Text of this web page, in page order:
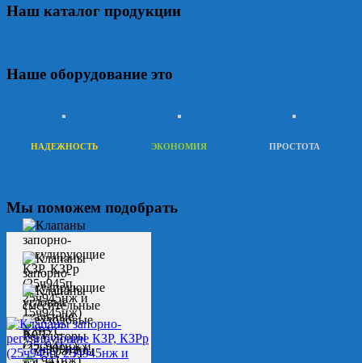
Наш каталог продукции
Наше оборудование это
НАДЕЖНОСТЬ ЭКОНОМИЯ ПРОСТОТА
Мы поможем подобрать